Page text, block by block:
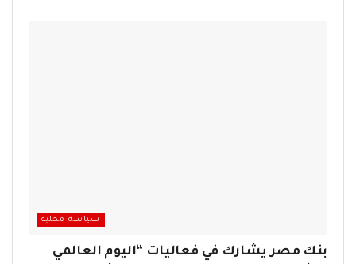
سياسة محلية
بنك مصر يشارك في فعاليات “اليوم العالمي